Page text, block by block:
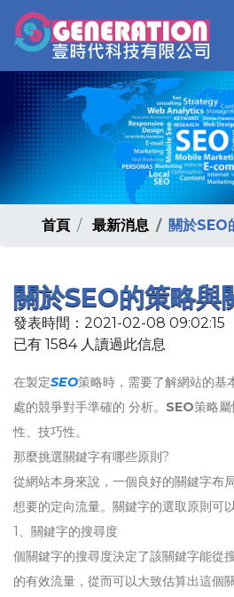
首頁 最新消息 關於SEO
關於SEO的策略與
發表時間：2021-02-08 09:02:15
已有 1584 人讀過此信息
在製定SEO策略時，需要了解網站的基
處的競爭對手準確的 分析。 SEO策略
性、技巧性。
那麼挑選關鍵字有哪些原則?
從網站本身來說，一個良好的關鍵字布
想要的定向流量。關鍵字的選取原則可
1、關鍵字的搜尋度
個關鍵字的搜尋度決定了該關鍵字能從
的有效流量，從而可以大致估算出這個